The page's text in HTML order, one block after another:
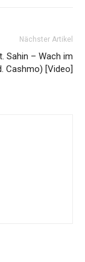
Nächster Artikel
Sahin – Wach im
Cashmo) [Video]